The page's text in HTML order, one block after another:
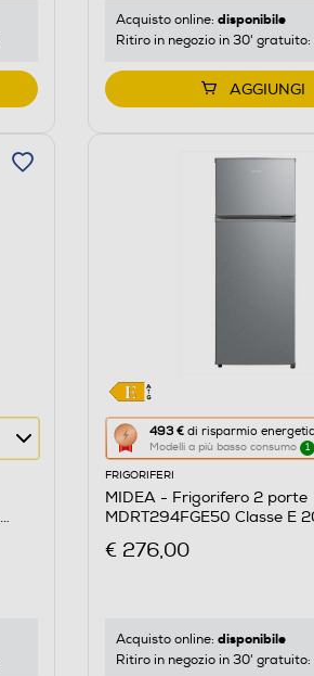
di
Youreko.
Acquisto online: disponibile
Ritiro in negozio in 30' gratuito:
AGGIUNGI
493 €di risparmio
Modelli a più basso consumo 1
Questa
azione
aprirà
il
di
di
Youreko.
FRIGORIFERI
MIDEA - Frigorifero 2 porte
MDRT294FGE50
€ 276,00
Acquisto online: disponibile
Ritiro in negozio in 30' gratuito: